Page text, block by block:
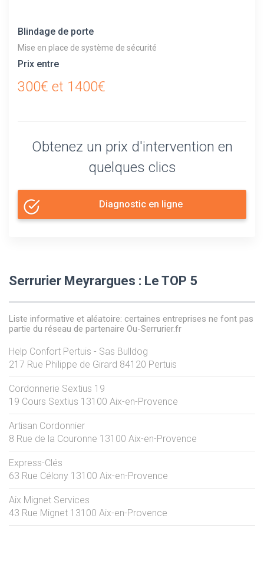
Blindage de porte
Mise en place de système de sécurité
Prix entre
300€ et 1400€
Obtenez un prix d'intervention en
quelques clics
Diagnostic en ligne
Serrurier Meyrargues : Le TOP 5
Liste informative et aléatoire: certaines entreprises ne font pas
partie du réseau de partenaire Ou-Serrurier.fr
Help Confort Pertuis - Sas Bulldog
217 Rue Philippe de Girard 84120 Pertuis
Cordonnerie Sextius 19
19 Cours Sextius 13100 Aix-en-Provence
Artisan Cordonnier
8 Rue de la Couronne 13100 Aix-en-Provence
Express-Clés
63 Rue Célony 13100 Aix-en-Provence
Aix Mignet Services
43 Rue Mignet 13100 Aix-en-Provence